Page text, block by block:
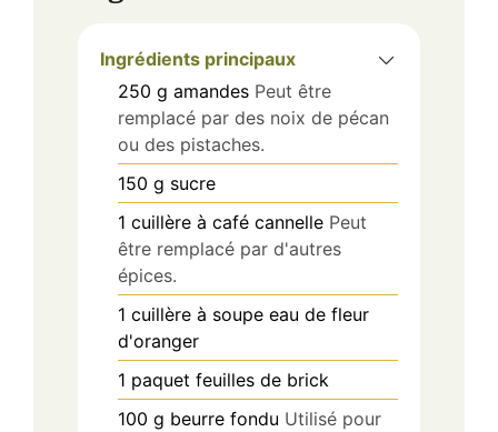
Ingrédients principaux
250 g amandes Peut être
remplacé par des noix de pécan
ou des pistaches.
150 g sucre
1 cuillère à café cannelle Peut
être remplacé par d'autres
épices.
1 cuillère à soupe eau de fleur
d'oranger
1 paquet feuilles de brick
100 g beurre fondu Utilisé pour